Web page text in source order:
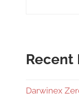
Recent
Darwinex